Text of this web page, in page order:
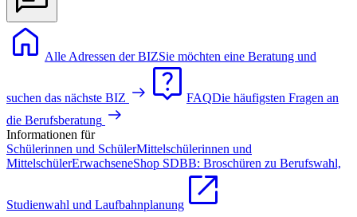
Alle Adressen der BIZSie möchten eine Beratung und
suchen das nächste BIZ FAQDie häufigsten Fragen an
die Berufsberatung
Informationen für
Schülerinnen und SchülerMittelschülerinnen und
MittelschülerErwachseneShop SDBB: Broschüren zu Berufswahl,
Studienwahl und Laufbahnplanung